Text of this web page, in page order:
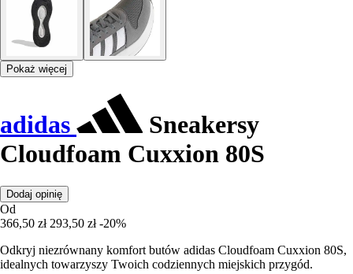
Pokaż więcej
adidas
Sneakersy
Cloudfoam Cuxxion 80S
Dodaj opinię
Od
366,50 zł 293,50 zł -20%
Odkryj niezrównany komfort butów adidas Cloudfoam Cuxxion 80S,
idealnych towarzyszy Twoich codziennych miejskich przygód.